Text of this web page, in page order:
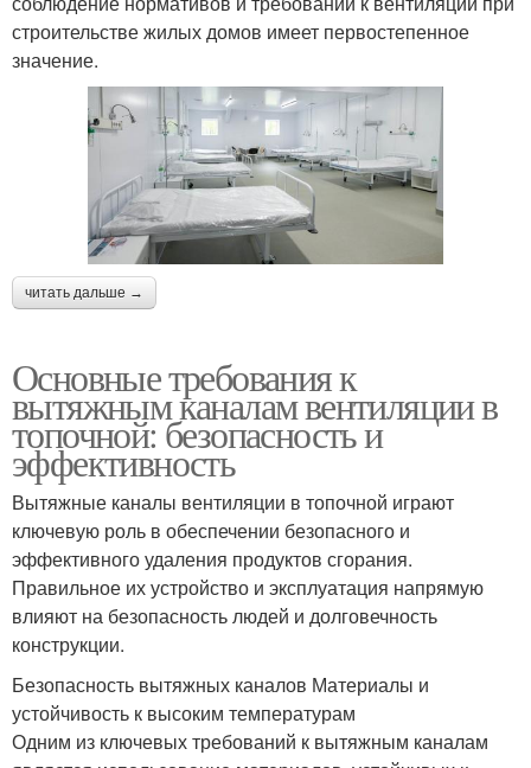
строительстве жилых домов имеет первостепенное
значение.
читать дальше →
Основные требования к
вытяжным каналам вентиляции в
топочной: безопасность и
эффективность
Вытяжные каналы вентиляции в топочной играют
ключевую роль в обеспечении безопасного и
эффективного удаления продуктов сгорания.
Правильное их устройство и эксплуатация напрямую
влияют на безопасность людей и долговечность
конструкции.
Безопасность вытяжных каналов Материалы и
устойчивость к высоким температурам
Одним из ключевых требований к вытяжным каналам